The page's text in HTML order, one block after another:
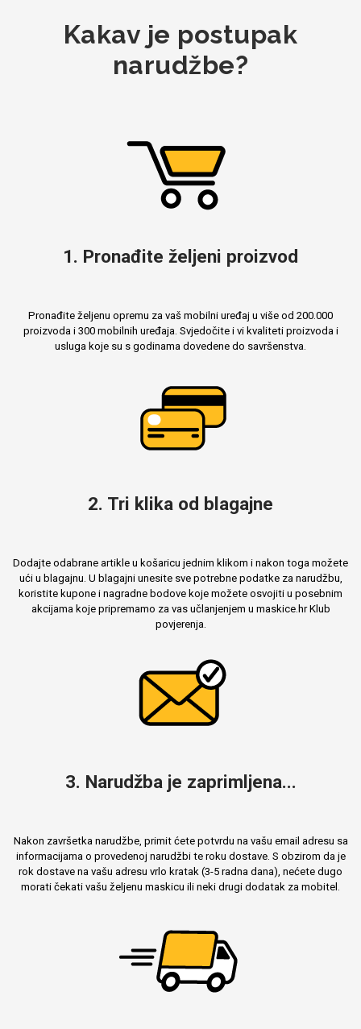
Kakav je postupak
narudžbe?
1. Pronađite željeni proizvod
Pronađite željenu opremu za vaš mobilni uređaj u više od 200.000
proizvoda i 300 mobilnih uređaja. Svjedočite i vi kvaliteti proizvoda i
usluga koje su s godinama dovedene do savršenstva.
2. Tri klika od blagajne
Dodajte odabrane artikle u košaricu jednim klikom i nakon toga možete
ući u blagajnu. U blagajni unesite sve potrebne podatke za narudžbu,
koristite kupone i nagradne bodove koje možete osvojiti u posebnim
akcijama koje pripremamo za vas učlanjenjem u maskice.hr Klub
povjerenja.
3. Narudžba je zaprimljena...
Nakon završetka narudžbe, primit ćete potvrdu na vašu email adresu sa
informacijama o provedenoj narudžbi te roku dostave. S obzirom da je
rok dostave na vašu adresu vrlo kratak (3-5 radna dana), nećete dugo
morati čekati vašu željenu maskicu ili neki drugi dodatak za mobitel.